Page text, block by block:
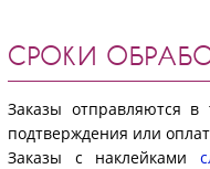
СРОКИ
Заказы отправляются
подтверждения или
Заказы с наклейками